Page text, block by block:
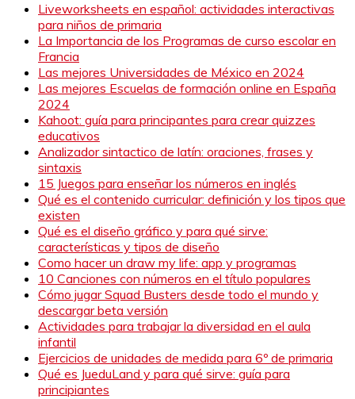
Liveworksheets en español: actividades interactivas
para niños de primaria
La Importancia de los Programas de curso escolar en
Francia
Las mejores Universidades de México en 2024
Las mejores Escuelas de formación online en España
2024
Kahoot: guía para principantes para crear quizzes
educativos
Analizador sintactico de latín: oraciones, frases y
sintaxis
15 Juegos para enseñar los números en inglés
Qué es el contenido curricular: definición y los tipos que
existen
Qué es el diseño gráfico y para qué sirve:
características y tipos de diseño
Como hacer un draw my life: app y programas
10 Canciones con números en el título populares
Cómo jugar Squad Busters desde todo el mundo y
descargar beta versión
Actividades para trabajar la diversidad en el aula
infantil
Ejercicios de unidades de medida para 6º de primaria
Qué es JueduLand y para qué sirve: guía para
principiantes